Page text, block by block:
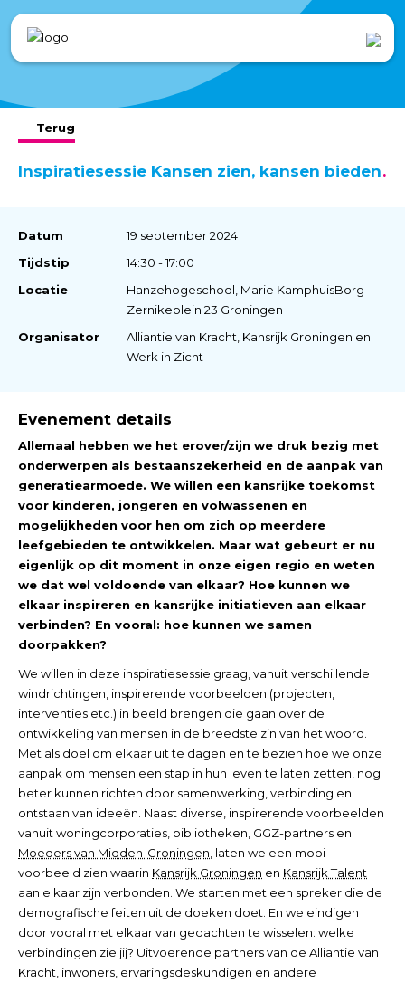
Terug
Inspiratiesessie Kansen zien, kansen bieden
Datum
19 september 2024
Tijdstip
14:30 - 17:00
Locatie
Hanzehogeschool, Marie KamphuisBorg
Zernikeplein 23 Groningen
Organisator
Alliantie van Kracht, Kansrijk Groningen en
Werk in Zicht
Evenement details
Allemaal hebben we het erover/zijn we druk bezig met
onderwerpen als bestaanszekerheid en de aanpak van
generatiearmoede. We willen een kansrijke toekomst
voor kinderen, jongeren en volwassenen en
mogelijkheden voor hen om zich op meerdere
leefgebieden te ontwikkelen. Maar wat gebeurt er nu
eigenlijk op dit moment in onze eigen regio en weten
we dat wel voldoende van elkaar? Hoe kunnen we
elkaar inspireren en kansrijke initiatieven aan elkaar
verbinden? En vooral: hoe kunnen we samen
doorpakken?
We willen in deze inspiratiesessie graag, vanuit verschillende
windrichtingen, inspirerende voorbeelden (projecten,
interventies etc.) in beeld brengen die gaan over de
ontwikkeling van mensen in de breedste zin van het woord.
Met als doel om elkaar uit te dagen en te bezien hoe we onze
aanpak om mensen een stap in hun leven te laten zetten, nog
beter kunnen richten door samenwerking, verbinding en
ontstaan van ideeën. Naast diverse, inspirerende voorbeelden
vanuit woningcorporaties, bibliotheken, GGZ-partners en
Moeders van Midden-Groningen , laten we een mooi
voorbeeld zien waarin Kansrijk Groningen en Kansrijk Talent
aan elkaar zijn verbonden. We starten met een spreker die de
demografische feiten uit de doeken doet. En we eindigen
door vooral met elkaar van gedachten te wisselen: welke
verbindingen zie jij? Uitvoerende partners van de Alliantie van
Kracht, inwoners, ervaringsdeskundigen en andere